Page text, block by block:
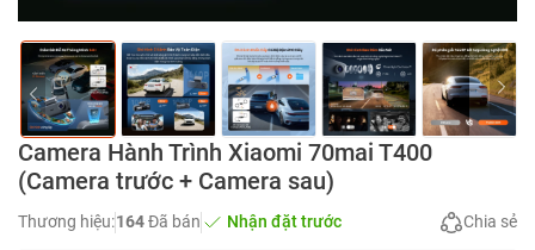
Camera Hành Trình Xiaomi 70mai T400
(Camera trước + Camera sau)
Thương hiệu:164Đã bán Nhận đặt trước Chia sẻ